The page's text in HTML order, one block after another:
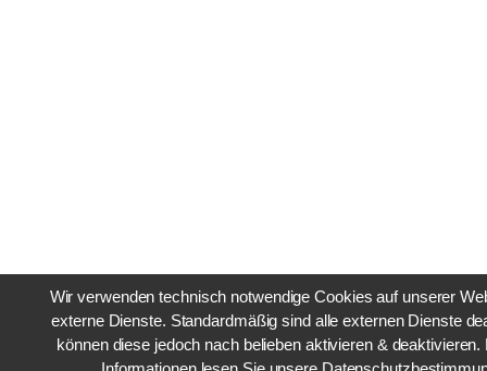
Wir verwenden technisch notwendige Cookies auf unserer
externe Dienste. Standardmäßig sind alle externen Dienste
können diese jedoch nach belieben aktivieren & deaktivieren.